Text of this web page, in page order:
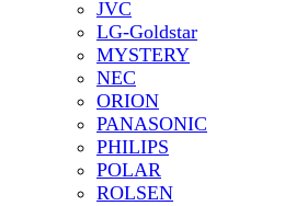
JVC
LG-Goldstar
MYSTERY
NEC
ORION
PANASONIC
PHILIPS
POLAR
ROLSEN